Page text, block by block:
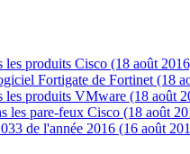
produits Cisco (18 août
Fortigate de Fortinet (18
produits VMware (18 août
pare-feux Cisco (18 août
de l'année 2016 (16 août